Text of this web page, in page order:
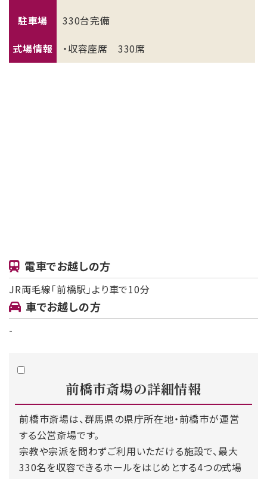
駐車場
330台完備
式場情報
・収容座席 330席
電車でお越しの方
JR両毛線「前橋駅」より車で10分
車でお越しの方
-
前橋市斎場の詳細情報
前橋市斎場は、群馬県の県庁所在地・前橋市が運営
する公営斎場です。
宗教や宗派を問わずご利用いただける施設で、最大
330名を収容できるホールをはじめとする4つの式場